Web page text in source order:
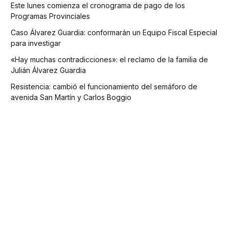
Este lunes comienza el cronograma de pago de los
Programas Provinciales
Caso Álvarez Guardia: conformarán un Equipo Fiscal Especial
para investigar
«Hay muchas contradicciones»: el reclamo de la familia de
Julián Álvarez Guardia
Resistencia: cambió el funcionamiento del semáforo de
avenida San Martín y Carlos Boggio